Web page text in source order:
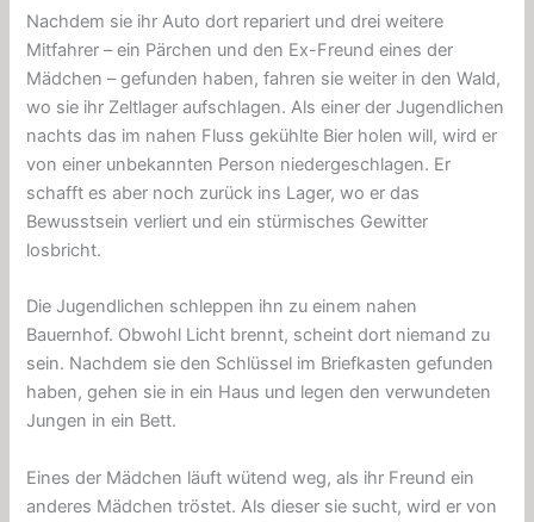
Nachdem sie ihr Auto dort repariert und drei weitere
Mitfahrer – ein Pärchen und den Ex-Freund eines der
Mädchen – gefunden haben, fahren sie weiter in den Wald,
wo sie ihr Zeltlager aufschlagen. Als einer der Jugendlichen
nachts das im nahen Fluss gekühlte Bier holen will, wird er
von einer unbekannten Person niedergeschlagen. Er
schafft es aber noch zurück ins Lager, wo er das
Bewusstsein verliert und ein stürmisches Gewitter
losbricht.
Die Jugendlichen schleppen ihn zu einem nahen
Bauernhof. Obwohl Licht brennt, scheint dort niemand zu
sein. Nachdem sie den Schlüssel im Briefkasten gefunden
haben, gehen sie in ein Haus und legen den verwundeten
Jungen in ein Bett.
Eines der Mädchen läuft wütend weg, als ihr Freund ein
anderes Mädchen tröstet. Als dieser sie sucht, wird er von